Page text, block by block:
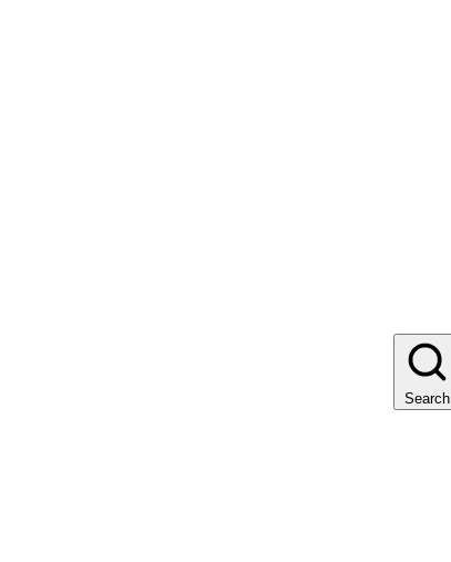
Search